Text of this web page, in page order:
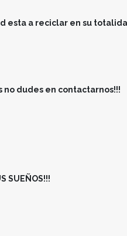
esta a reciclar en su
no dudes en contactarnos!!!
SUEÑOS!!!